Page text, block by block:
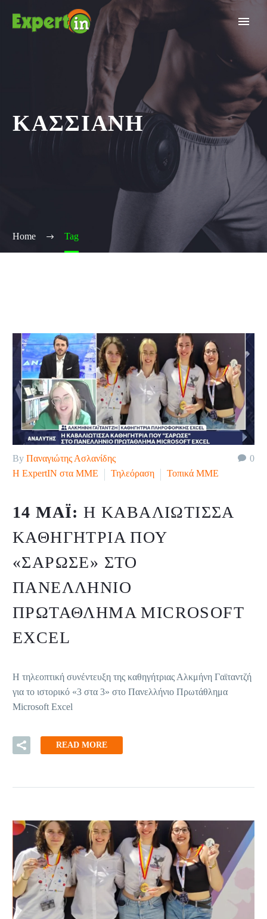
ΚΑΣΣΙΑΝΗ
Home Tag
0
By Παναγιώτης Ασλανίδης
H ExpertIN στα ΜΜΕ
Τηλεόραση Τοπικά ΜΜΕ
14 ΜΆΙ:Η ΚΑΒΑΛΙΏΤΙΣΣΑ
ΚΑΘΗΓΉΤΡΙΑ ΠΟΥ
«ΣΆΡΩΣΕ» ΣΤΟ
ΠΑΝΕΛΛΉΝΙΟ
ΠΡΩΤΆΘΛΗΜΑ MICROSOFT
EXCEL
Η τηλεοπτική συνέντευξη της καθηγήτριας Αλκμήνη Γαϊταντζή
για το ιστορικό «3 στα 3» στο Πανελλήνιο Πρωτάθλημα
Microsoft Excel
READ MORE